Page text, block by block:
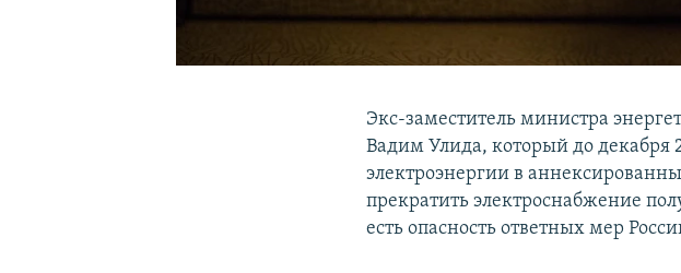
Экс-заместитель министра
Вадим Улида, который до декабря
электроэнергии в
прекратить электроснабжение
есть опасность ответных мер